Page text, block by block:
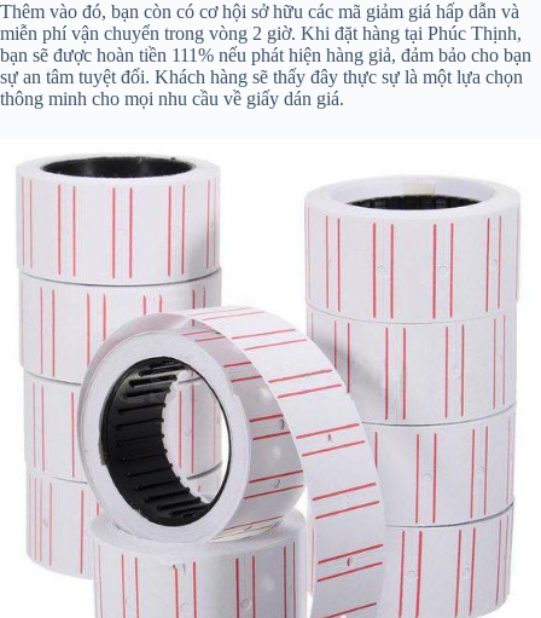
Thêm vào đó, bạn còn có cơ hội sở hữu các mã giảm giá hấp dẫn và
miễn phí vận chuyển trong vòng 2 giờ. Khi đặt hàng tại Phúc Thịnh,
bạn sẽ được hoàn tiền 111% nếu phát hiện hàng giả, đảm bảo cho bạn
sự an tâm tuyệt đối. Khách hàng sẽ thấy đây thực sự là một lựa chọn
thông minh cho mọi nhu cầu về giấy dán giá.